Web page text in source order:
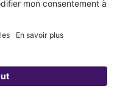
Mentions légales